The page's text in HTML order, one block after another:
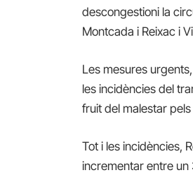
descongestioni la
Montcada i Reixac i
Les mesures
les incidències del
fruit del malestar
Tot i les incidències,
incrementar entre un